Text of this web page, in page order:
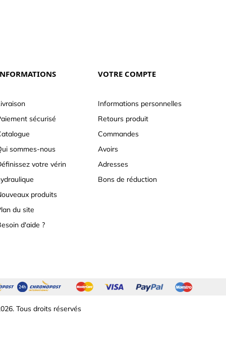
sécurisé
sommes-nous
votre vérin
produits
du site
d'aide ?
VOTRE COMPTE
Informations personnelles
Retours produit
Commandes
Avoirs
Adresses
Bons de réduction
Tous droits réservés